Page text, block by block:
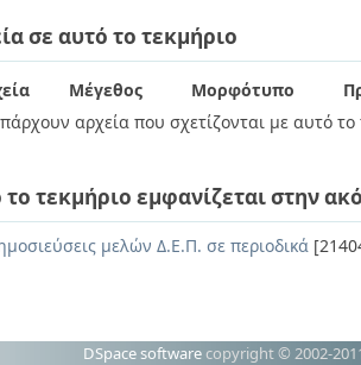
σε αυτό το τεκμήριο
Μέγεθος Μορφότυπο
αρχεία που σχετίζονται με αυτό το
το τεκμήριο εμφανίζεται στην
μελών Δ.Ε.Π. σε περιοδικά
DSpace software copyright © 2002-